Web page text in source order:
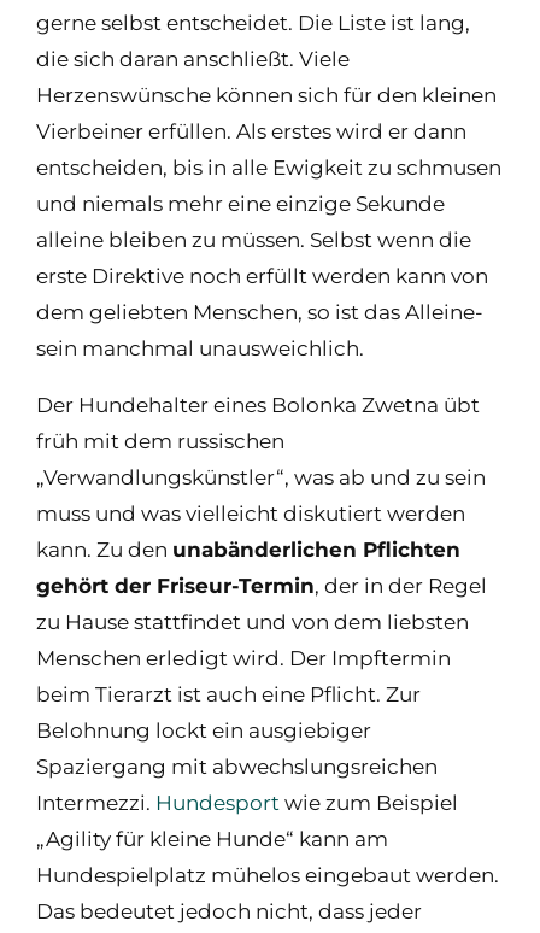
gerne selbst entscheidet. Die Liste ist lang,
die sich daran anschließt. Viele
Herzenswünsche können sich für den kleinen
Vierbeiner erfüllen. Als erstes wird er dann
entscheiden, bis in alle Ewigkeit zu schmusen
und niemals mehr eine einzige Sekunde
alleine bleiben zu müssen. Selbst wenn die
erste Direktive noch erfüllt werden kann von
dem geliebten Menschen, so ist das Alleine-
sein manchmal unausweichlich.
Der Hundehalter eines Bolonka Zwetna übt
früh mit dem russischen
„Verwandlungskünstler“, was ab und zu sein
muss und was vielleicht diskutiert werden
kann. Zu den unabänderlichen Pflichten
gehört der Friseur-Termin, der in der Regel
zu Hause stattfindet und von dem liebsten
Menschen erledigt wird. Der Impftermin
beim Tierarzt ist auch eine Pflicht. Zur
Belohnung lockt ein ausgiebiger
Spaziergang mit abwechslungsreichen
Intermezzi. Hundesport wie zum Beispiel
„Agility für kleine Hunde“ kann am
Hundespielplatz mühelos eingebaut werden.
Das bedeutet jedoch nicht, dass jeder